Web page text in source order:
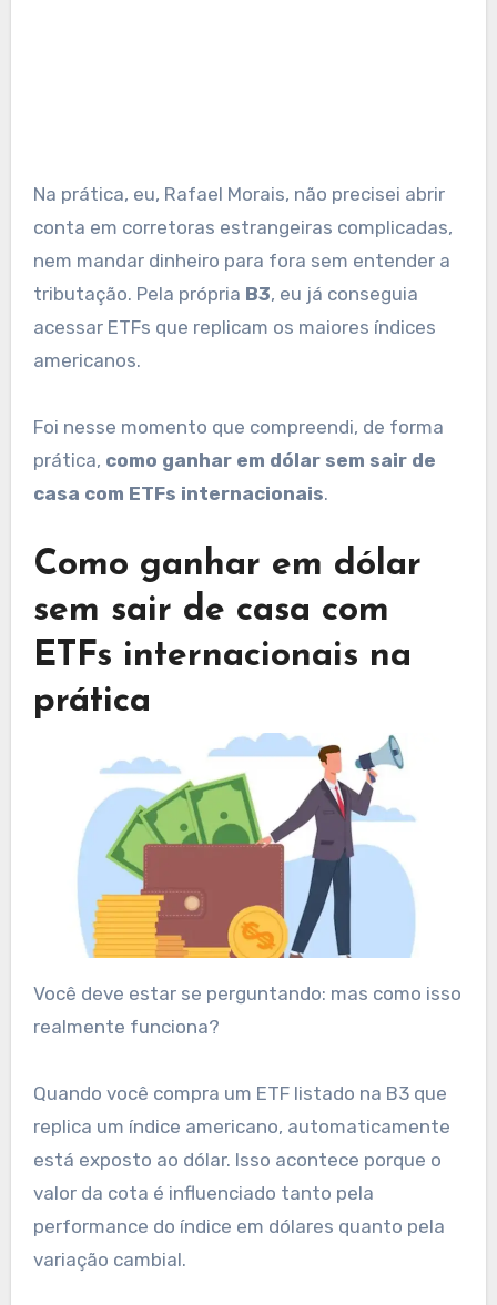
Na prática, eu, Rafael Morais, não precisei abrir
conta em corretoras estrangeiras complicadas,
nem mandar dinheiro para fora sem entender a
tributação. Pela própria B3, eu já conseguia
acessar ETFs que replicam os maiores índices
americanos.
Foi nesse momento que compreendi, de forma
prática, como ganhar em dólar sem sair de
casa com ETFs internacionais.
Como ganhar em dólar
sem sair de casa com
ETFs internacionais na
prática
Você deve estar se perguntando: mas como isso
realmente funciona?
Quando você compra um ETF listado na B3 que
replica um índice americano, automaticamente
está exposto ao dólar. Isso acontece porque o
valor da cota é influenciado tanto pela
performance do índice em dólares quanto pela
variação cambial.